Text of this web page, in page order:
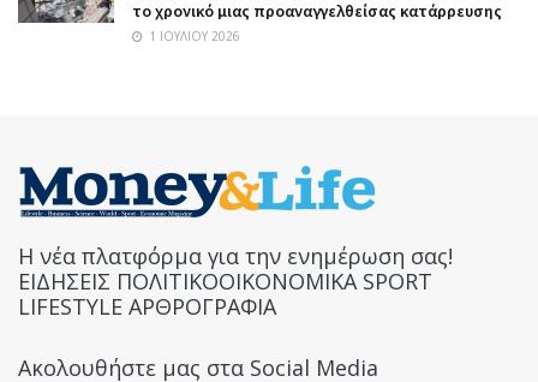
το χρονικό μιας προαναγγελθείσας κατάρρευσης
1 ΙΟΥΛΊΟΥ 2026
Η νέα πλατφόρμα για την ενημέρωση σας!
ΕΙΔΗΣΕΙΣ ΠΟΛΙΤΙΚΟΟΙΚΟΝΟΜΙΚΑ SPORT
LIFESTYLE ΑΡΘΡΟΓΡΑΦΙΑ
Ακολουθήστε μας στα Social Media